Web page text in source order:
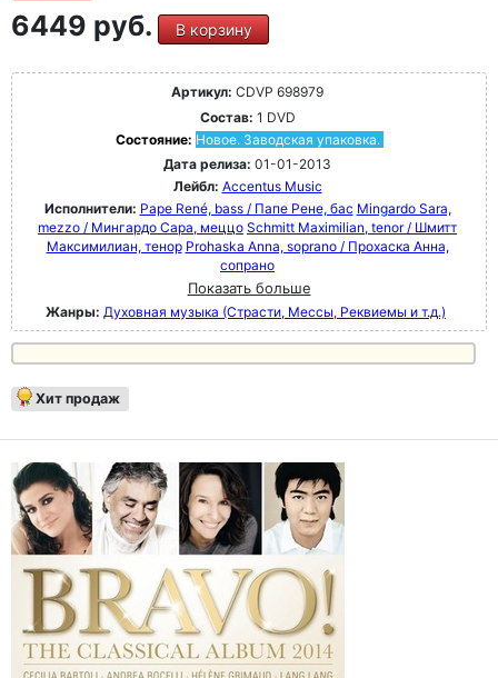
6449 руб. В корзину
Артикул: CDVP 698979
Состав: 1 DVD
Состояние: Новое. Заводская упаковка.
Дата релиза: 01-01-2013
Лейбл: Accentus Music
Исполнители: Pape René, bass / Папе Рене, бас Mingardo Sara,
mezzo / Мингардо Сара, меццо Schmitt Maximilian, tenor / Шмитт
Максимилиан, тенор Prohaska Anna, soprano / Прохаска Анна,
сопрано
Показать больше
Жанры: Духовная музыка (Страсти, Мессы, Реквиемы и т.д.)
Хит продаж